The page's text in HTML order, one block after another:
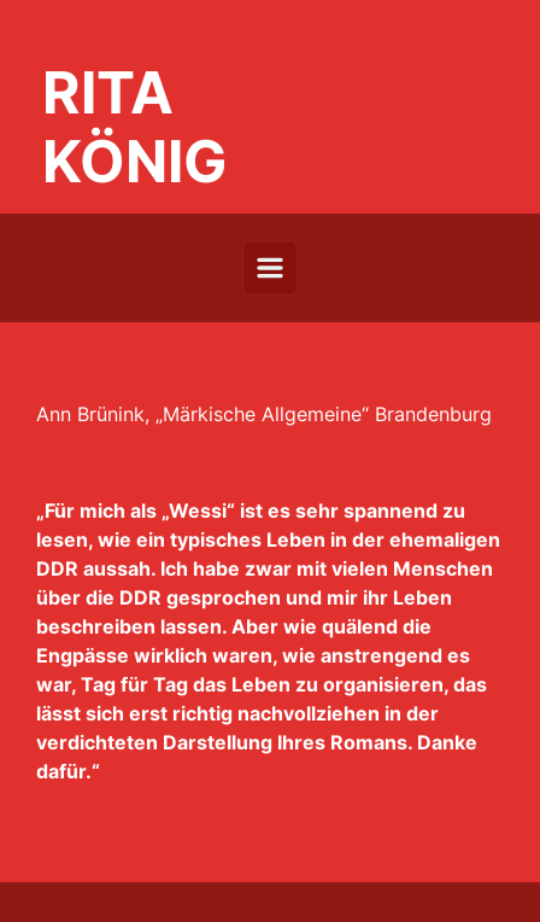
RITA
KÖNIG
Ann Brünink, „Märkische Allgemeine“ Brandenburg
„Für mich als „Wessi“ ist es sehr spannend zu
lesen, wie ein typisches Leben in der ehemaligen
DDR aussah. Ich habe zwar mit vielen Menschen
über die DDR gesprochen und mir ihr Leben
beschreiben lassen. Aber wie quälend die
Engpässe wirklich waren, wie anstrengend es
war, Tag für Tag das Leben zu organisieren, das
lässt sich erst richtig nachvollziehen in der
verdichteten Darstellung Ihres Romans. Danke
dafür.“